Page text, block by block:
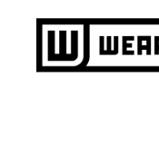
contenido